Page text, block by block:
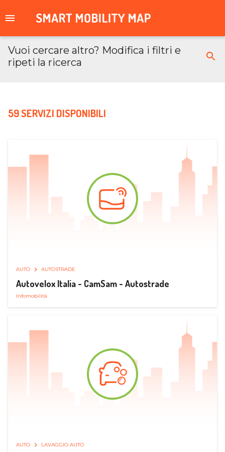
Vuoi cercare altro? Modifica i filtri e
ripeti la ricerca
59 SERVIZI DISPONIBILI
AUTO AUTOSTRADE
Autovelox Italia - CamSam - Autostrade
Infomobilità
AUTO LAVAGGIO AUTO